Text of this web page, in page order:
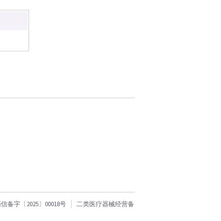
备字〔2025〕00018号
二类医疗器械经营备